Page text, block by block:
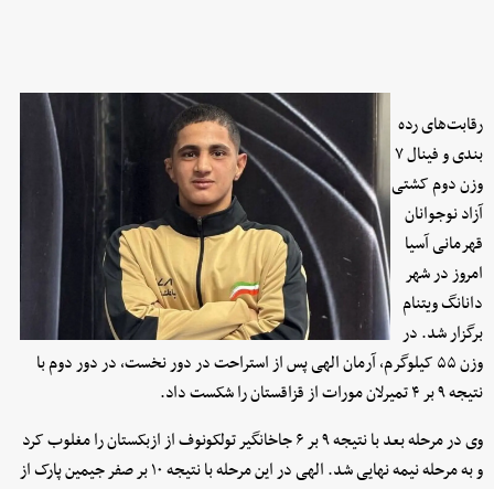
رقابت‌های رده
بندی و فینال ۷
وزن دوم کشتی
آزاد نوجوانان
قهرمانی آسیا
امروز در شهر
دانانگ ویتنام
برگزار شد. در
وزن ۵۵ کیلوگرم، آرمان الهی پس از استراحت در دور نخست، در دور دوم با
نتیجه ۹ بر ۴ تمیرلان مورات از قزاقستان را شکست داد.
وی در مرحله بعد با نتیجه ۹ بر ۶ جاخانگیر تولکونوف از ازبکستان را مغلوب کرد
و به مرحله نیمه نهایی شد. الهی در این مرحله با نتیجه ۱۰ بر صفر جیمین پارک از